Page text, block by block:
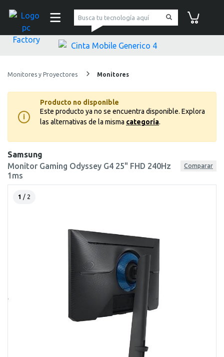
pc Factory
Monitores y Proyectores Monitores
i
Producto no disponible
Este producto ya no se encuentra disponible. Explora
las alternativas de la misma categoría.
Samsung
Monitor Gaming Odyssey G4 25" FHD 240Hz
1ms
Comparar
1 / 2